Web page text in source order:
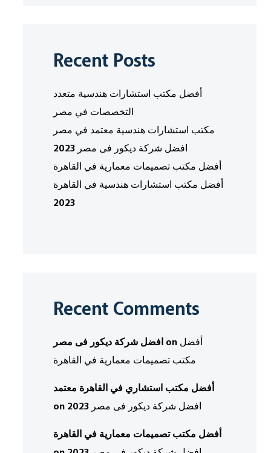
Recent Posts
أفضل مكتب استشارات هندسية متعدد
التخصصات في مصر
مكتب استشارات هندسية معتمد في مصر
افضل شركة ديكور فى مصر 2023
أفضل مكتب تصميمات معمارية في القاهرة
أفضل مكتب استشارات هندسية في القاهرة
2023
Recent Comments
افضل شركة ديكور فى مصر on أفضل
مكتب تصميمات معمارية في القاهرة
أفضل مكتب استشاري في القاهرة معتمد
on
افضل شركة ديكور فى مصر 2023
أفضل مكتب تصميمات معمارية في القاهرة